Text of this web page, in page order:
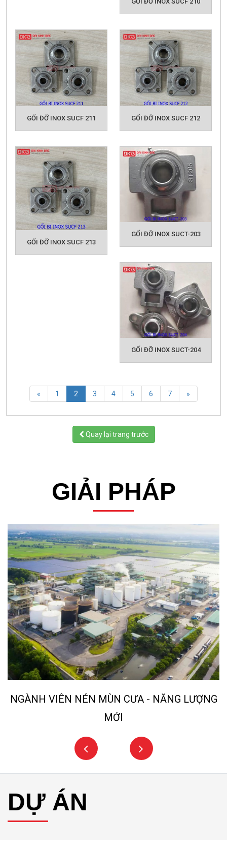
GỐI ĐỠ INOX SUCF 211 GỐI ĐỠ INOX SUCF 212
GỐI ĐỠ INOX SUCF 213
GỐI ĐỠ INOX SUCT-203
GỐI ĐỠ INOX SUCT-204
« 1 2 (current)
3 4 5 6 7 »
Quay lại trang trước
GIẢI PHÁP
NGÀNH VIÊN NÉN MÙN CƯA - NĂNG LƯỢNG
MỚI
DỰ ÁN